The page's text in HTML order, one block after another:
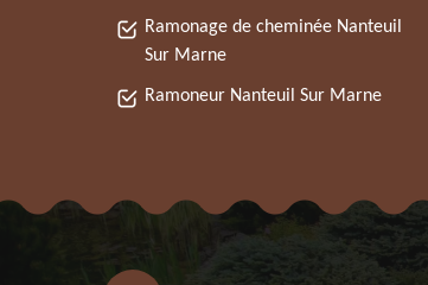
Ramonage de cheminée Nanteuil
Sur Marne
Ramoneur Nanteuil Sur Marne